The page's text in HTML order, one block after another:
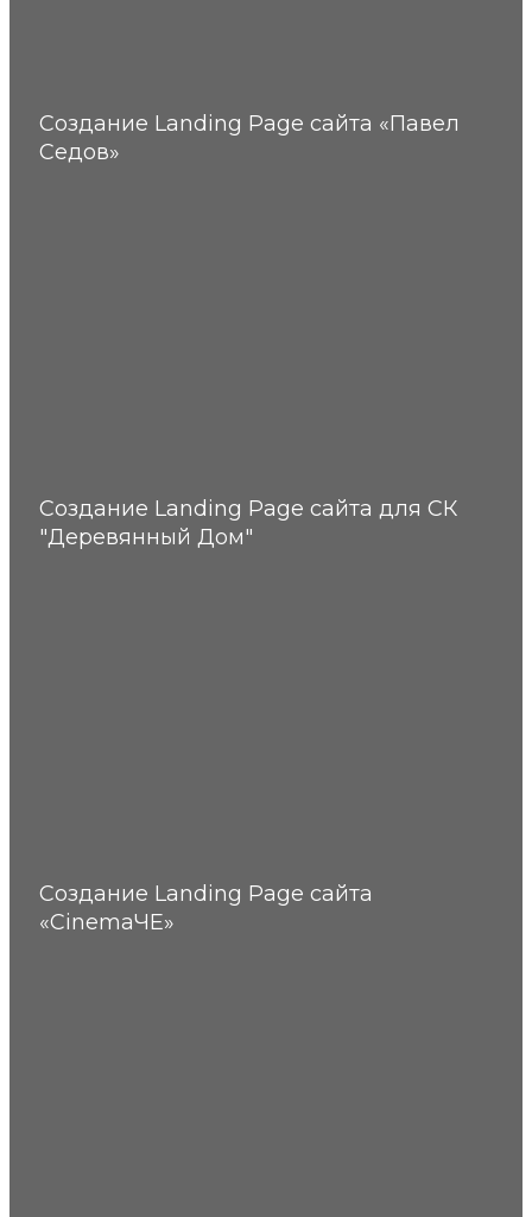
Создание Landing Page сайта «Павел
Седов»
Создание Landing Page сайта для СК
"Деревянный Дом"
Создание Landing Page сайта
«CinemaЧЕ»